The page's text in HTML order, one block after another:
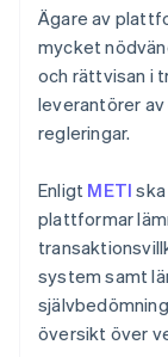
Ägare av
mycket
och rättvisan i
leverantörer
regleringar.
Enligt METI
plattformar
system samt
översikt över